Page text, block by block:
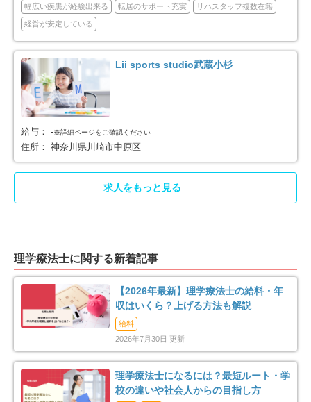
藤沢市 119 小田原市 74
茅ヶ崎市 57 逗子市 23
三浦市 17
厚木市 64
伊勢原市 26
南足柄市
中郡二宮町 足柄上郡中井町
足柄上郡大井町 2
足柄上郡開成町 4 足柄下郡箱根町 3
足柄下郡真鶴町 足柄下郡湯河原町 11
幅広い疾患が経験出来る 転居のサポート充実 リハスタッフ複数在籍
経営が安定している
Lii sports studio武蔵小杉
給与： -※詳細ページをご確認ください
住所： 神奈川県川崎市中原区
求人をもっと見る
理学療法士に関する新着記事
【2026年最新】理学療法士の給料・年
収はいくら？上げる方法も解説
給料
2026年7月30日 更新
理学療法士になるには？最短ルート・学
校の違いや社会人からの目指し方